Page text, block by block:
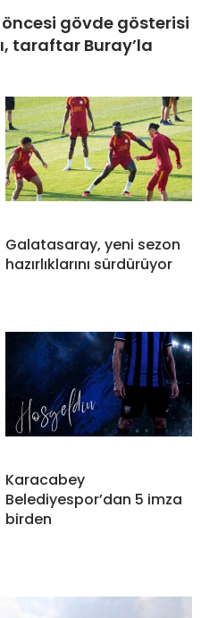
gövde gösterisi
taraftar Buray’la
Galatasaray, yeni sezon
hazırlıklarını sürdürüyor
Karacabey
Belediyespor’dan 5 imza
birden